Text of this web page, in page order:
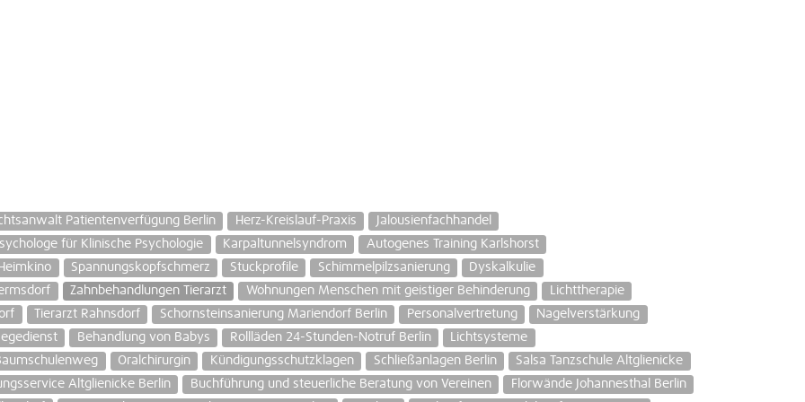
Patientenverfügung Berlin Herz-Kreislauf-Praxis
Jalousienfachhandel
für Klinische Psychologie
Karpaltunnelsyndrom
Autogenes Training Karlshorst
Spannungskopfschmerz Stuckprofile Schimmelpilzsanierung
Dyskalkulie
Zahnbehandlungen Tierarzt Wohnungen Menschen mit geistiger Behinderung
Lichttherapie
Tierarzt Rahnsdorf Schornsteinsanierung Mariendorf Berlin Personalvertretung
Nagelverstärkung
Behandlung von Babys Rollläden 24-Stunden-Notruf Berlin
Lichtsysteme
Oralchirurgin Kündigungsschutzklagen Schließanlagen Berlin
Salsa Tanzschule Altglienicke
Altglienicke Berlin
Buchführung und steuerliche Beratung von Vereinen
Florwände Johannesthal Berlin